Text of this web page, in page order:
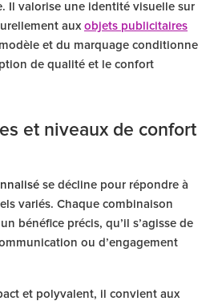
Il valorise une identité visuelle sur
aux objets publicitaires
et du marquage conditionne
de qualité et le confort
et niveaux de confort
se décline pour répondre à
variés. Chaque combinaison
bénéfice précis, qu’il s’agisse de
ou d’engagement
et polyvalent, il convient aux